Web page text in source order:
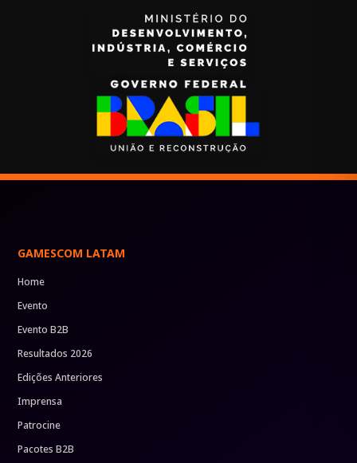
GAMESCOM LATAM
Home
Evento
Evento B2B
Resultados 2026
Edições Anteriores
Imprensa
Patrocine
Pacotes B2B